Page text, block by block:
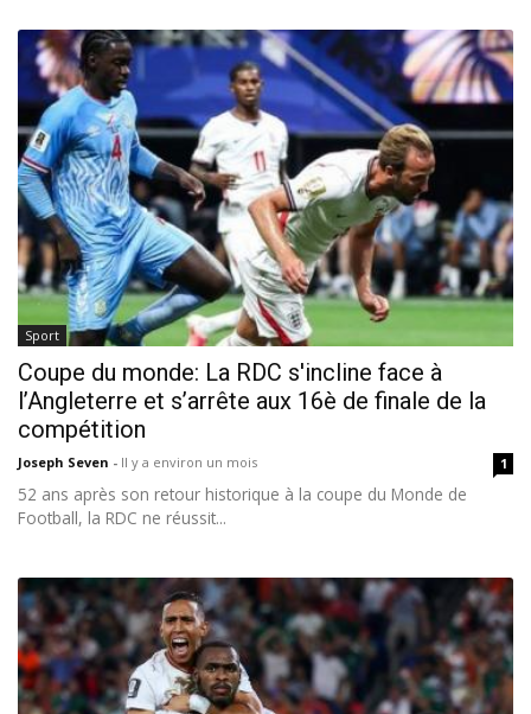
Sport
Coupe du monde: La RDC s'incline face à
l’Angleterre et s’arrête aux 16è de finale de la
compétition
Joseph Seven - Il y a environ un mois 1
52 ans après son retour historique à la coupe du Monde de
Football, la RDC ne réussit...